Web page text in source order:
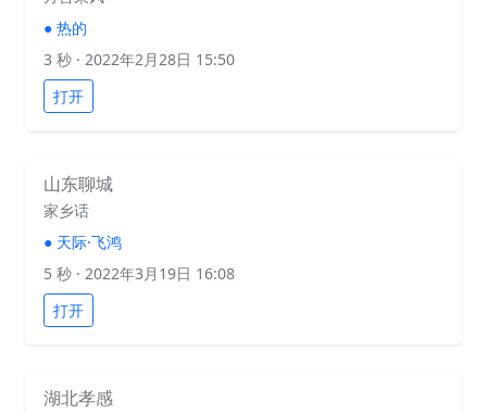
● 热的
3 秒 · 2022年2月28日 15:50
打开
山东聊城
家乡话
● 天际·飞鸿
5 秒 · 2022年3月19日 16:08
打开
湖北孝感